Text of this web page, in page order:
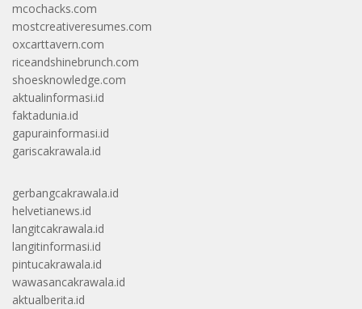
mcochacks.com
mostcreativeresumes.com
oxcarttavern.com
riceandshinebrunch.com
shoesknowledge.com
aktualinformasi.id
faktadunia.id
gapurainformasi.id
gariscakrawala.id
gerbangcakrawala.id
helvetianews.id
langitcakrawala.id
langitinformasi.id
pintucakrawala.id
wawasancakrawala.id
aktualberita.id